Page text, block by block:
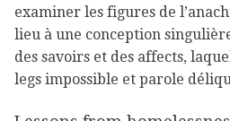
examiner les figures de
lieu à une conception
des savoirs et des affects,
legs impossible et parole